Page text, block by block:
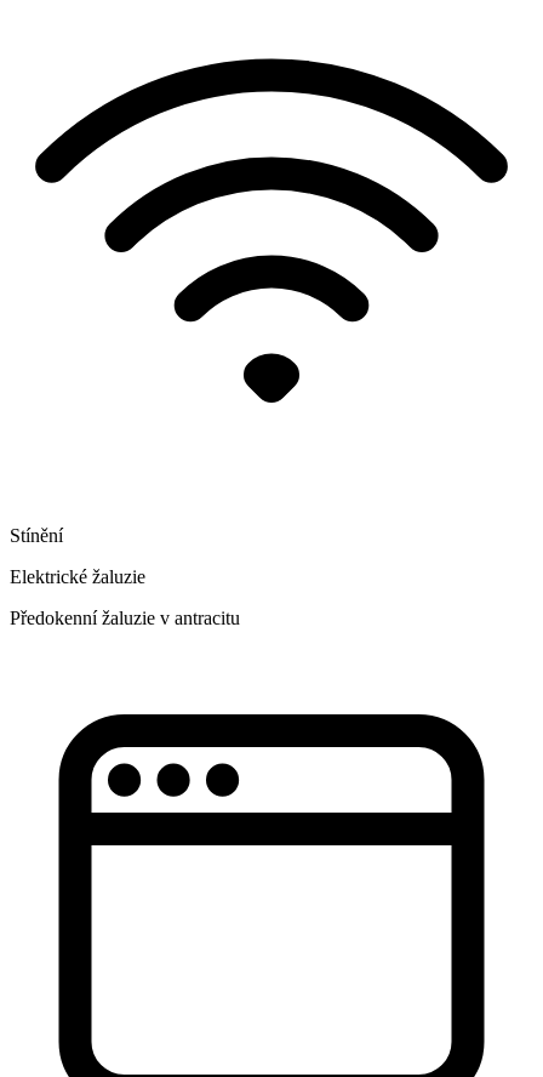
Stínění
Elektrické žaluzie
Předokenní žaluzie v antracitu